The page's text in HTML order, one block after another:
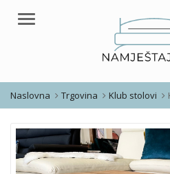
Meni
Naslovna Trgovina Klub stolovi